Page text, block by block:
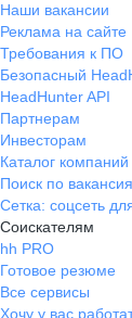
Наши вакансии
Реклама на сайте
Требования к ПО
Безопасный
HeadHunter API
Партнерам
Инвесторам
Каталог компаний
Поиск по
Сетка: соцсеть
Соискателям
hh PRO
Готовое резюме
Все сервисы
Хочу у вас